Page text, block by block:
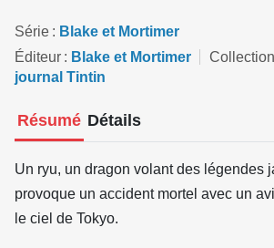
Série
Blake et Mortimer
Éditeur
Blake et Mortimer Collection
journal Tintin
Résumé Détails
Un ryu, un dragon volant des légendes
provoque un accident mortel avec un
le ciel de Tokyo.